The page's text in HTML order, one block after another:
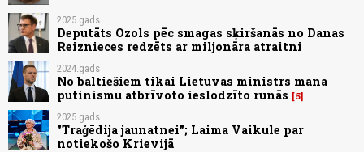
2025.gads
Deputāts Ozols pēc smagas sķiršanās no Danas
Reiznieces redzēts ar miljonāra atraitni
2024.gads
No baltiešiem tikai Lietuvas ministrs mana
putinismu atbrīvoto ieslodzīto runās
5
2025.gads
"Traģēdija jaunatnei"; Laima Vaikule par
notiekošo Krievijā